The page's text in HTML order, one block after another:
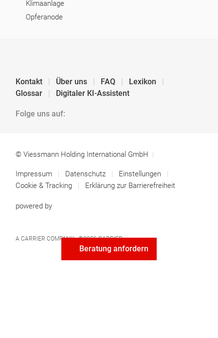
Beratung anfordern
Klimaanlage
Opferanode
Kontakt Über uns FAQ
Lexikon
Glossar
Digitaler KI-Assistent
Folge uns auf:
© Viessmann Holding International GmbH
Impressum Datenschutz
Einstellungen
Cookie & Tracking
Erklärung zur Barrierefreiheit
powered by
A CARRIER COMPANY - ©2026CARRIER